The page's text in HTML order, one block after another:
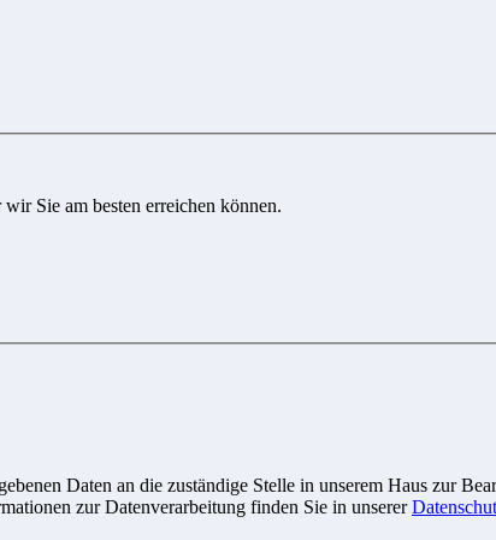
Sie am besten erreichen können.
Daten an die zuständige Stelle in unserem Haus zur
zur Datenverarbeitung finden Sie in unserer